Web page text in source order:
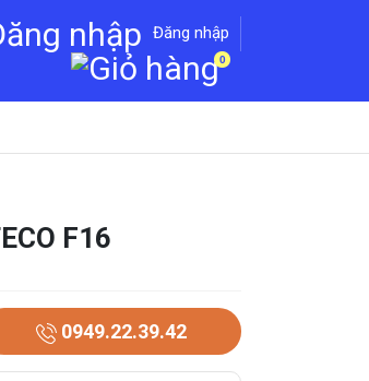
Đăng nhập
0
F16
0949.22.39.42